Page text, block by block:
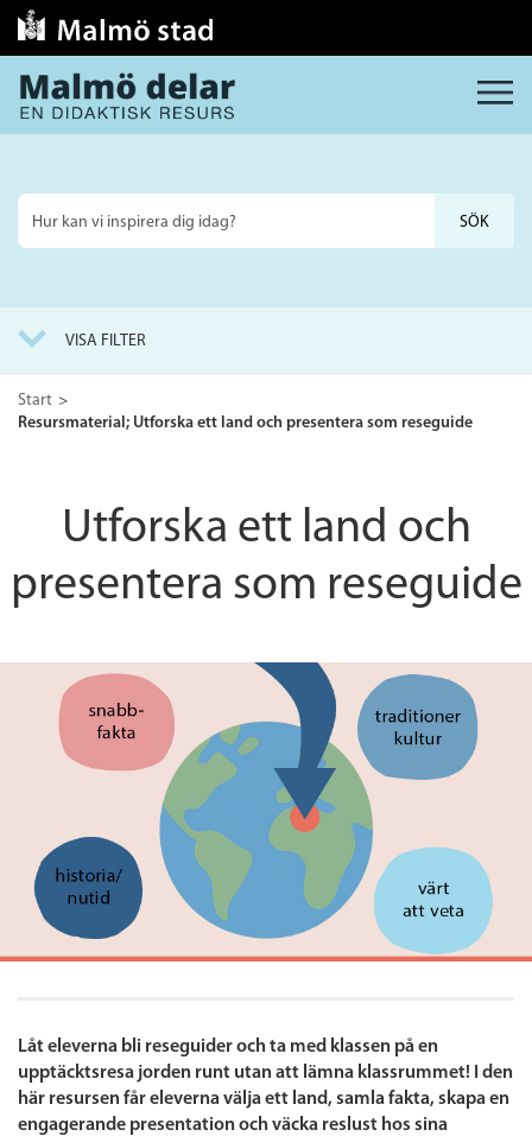
MENY
Sök
på
VISA FILTER
Start
Resursmaterial; Utforska ett land och presentera som reseguide
Utforska ett land och
presentera som reseguide
Låt eleverna bli reseguider och ta med klassen på en
upptäcktsresa jorden runt utan att lämna klassrummet! I den
här resursen får eleverna välja ett land, samla fakta, skapa en
engagerande presentation och väcka reslust hos sina